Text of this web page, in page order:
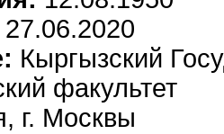
27.06.2020
Кыргызский
факультет
г. Москвы